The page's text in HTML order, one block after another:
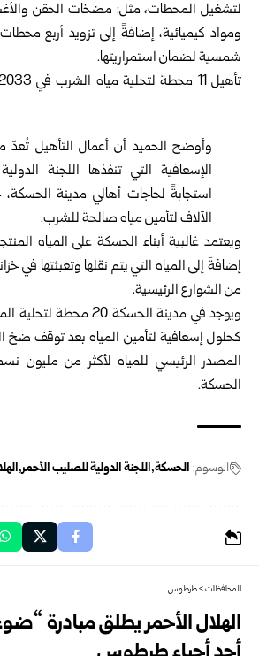
لتشغيل المحطات، مثل: مضخات الحقن
ومواد كيميائية، إضافةً إلى تزويد أربع
شمسية لضمان استمراريتها.
وأوضح الحميد أن أعمال التأهيل تُعدّ
الإسعافية التي تنفذها اللجنة
استجابةً لحاجات أهالي مدينة
الآلاف لتأمين مياه صالحة للشرب.
ويعتمد غالبية أبناء الحسكة على المياه
إضافةً إلى المياه التي يتم نقلها وتعبئتها في
من الشوارع الرئيسية.
ويوجد في مدينة الحسكة 20
كحلول إسعافية لتأمين المياه بعد توقف
المصدر الرئيسي للمياه لأكثر من مليون
الحسكة.
الوسوم: الحسكة اللجنة الدولية للصليب الأحمر
المحافظات>طرطوس
الهلال الأحمر يطلق مبادرة